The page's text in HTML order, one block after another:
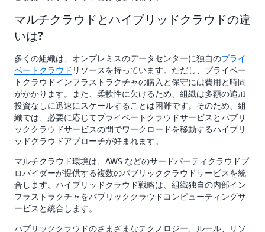
マルチクラウドとハイブリッドクラウドの違
いは?
多くの組織は、オンプレミスのデータセンターに独自のプライ
ベートクラウド リソースを持っています。ただし、プライベー
トクラウドインフラストラクチャの購入と保守には費用と時間
がかかります。また、柔軟性に欠けるため、組織は多額の追加
投資なしに迅速にスケールすることは困難です。そのため、組
織では、必要に応じてプライベートクラウドサービスとパブリ
ッククラウドサービスの間でワークロードを移動するハイブリ
ッドクラウドアプローチが好まれます。
マルチクラウド環境は、AWS などのサードパーティクラウドプ
ロバイダーが提供する複数のパブリッククラウドサービスを統
合します。ハイブリッドクラウド戦略は、組織独自の内部イン
フラストラクチャをパブリッククラウドコンピューティングサ
ービスと統合します。
パブリッククラウドのさまざまなテクノロジー、ルール、リソ